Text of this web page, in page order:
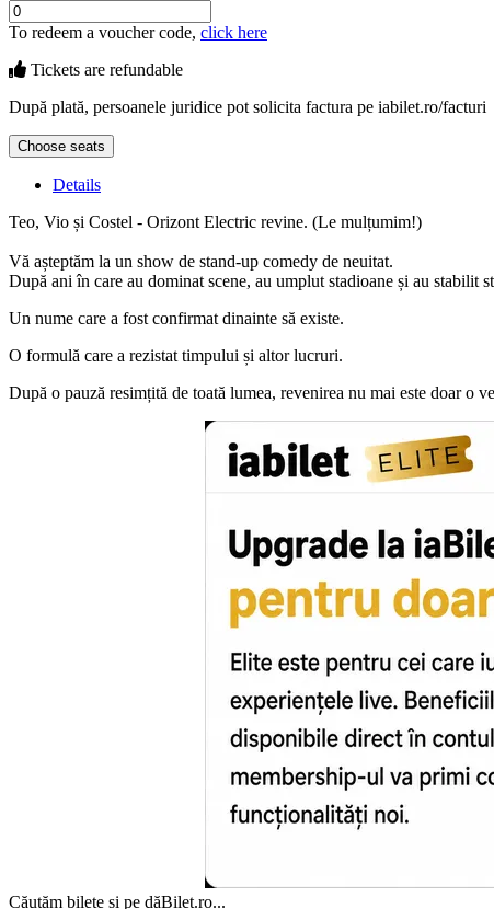
To redeem a voucher code, click here
Tickets are refundable
După plată, persoanele juridice pot solicita factura pe iabilet.ro/facturi
Choose seats
Details
Teo, Vio și Costel - Orizont Electric revine. (Le mulțumim!)
Vă așteptăm la un show de stand-up comedy de neuitat.
După ani în care au dominat scene, au umplut stadioane și au stabilit
Un nume care a fost confirmat dinainte să existe.
O formulă care a rezistat timpului și altor lucruri.
După o pauză resimțită de toată lumea, revenirea nu mai este doar o
Căutăm bilete și pe dăBilet.ro...